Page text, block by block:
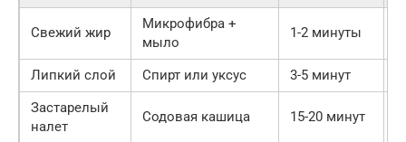
Свежий жир
Микрофибра +
мыло
1-2 минуты
Липкий слой Спирт или уксус 3-5 минут
Застарелый
налет
Содовая кашица 15-20 минут